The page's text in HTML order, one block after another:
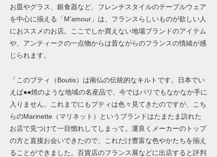
お皿やグラス、銀食器など、フレンチスタイルのテーブルウェア
を中心に揃える「M’amour」は、フランスらしいものが欲しい人
におススメのお店。ここでしか買えない地場ブランドのアイテム
や、アンティークの一点物からは昔ながらのフランスの情緒が感
じられます。
「このブティ（Boutis）は南仏の伝統的なキルトです。日本でい
えば●●焼のような地域の名産品で、今ではパリでもなかなか手に
入りません。これまでにもブティは色々見てきたのですが、こち
らのMarinette（マリネット）というブランドはたまたま訪れた
お店で見つけて一目惚れしてしまって。運良くメーカーのトップ
の方と直接お会いできたので、これだけ豊富な色やかたちを揃え
ることができました。百貨店のフランス展などに出店すると評判